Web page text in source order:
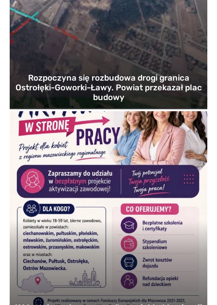
Rozpoczyna się rozbudowa drogi granica
Ostrołęki-Goworki-Ławy. Powiat przekazał plac
budowy